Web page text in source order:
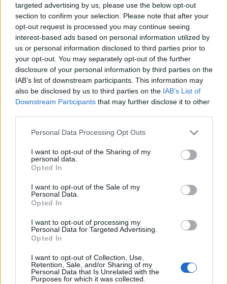
targeted advertising by us, please use the below opt-out
section to confirm your selection. Please note that after your
opt-out request is processed you may continue seeing
interest-based ads based on personal information utilized by
us or personal information disclosed to third parties prior to
your opt-out. You may separately opt-out of the further
disclosure of your personal information by third parties on the
IAB’s list of downstream participants. This information may
also be disclosed by us to third parties on the IAB’s List of
Downstream Participants that may further disclose it to other
Personal Data Processing Opt Outs
I want to opt-out of the Sharing of my
personal data.
Opted In
I want to opt-out of the Sale of my
Personal Data.
Opted In
I want to opt-out of processing my
Personal Data for Targeted Advertising.
Opted In
I want to opt-out of Collection, Use,
Retention, Sale, and/or Sharing of my
Personal Data that Is Unrelated with the
Purposes for which it was collected.
Letra No me importa nada
Letra Te vas
Letra Caer
Letra Porque será?
+ Letras de 250 Centavos
Biografía Ranking Fotos Foro